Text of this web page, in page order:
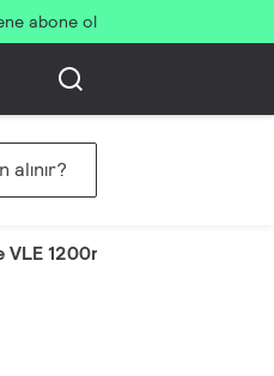
abone ol
alınır?
1200mm HO 14W 840 T8